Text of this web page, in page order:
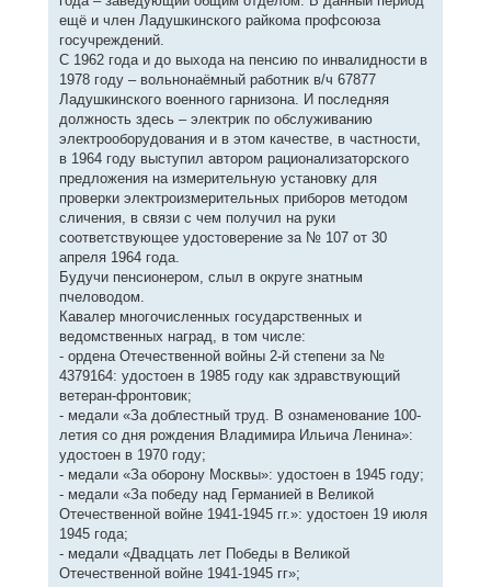
ещё и член Ладушкинского райкома профсоюза
госучреждений.
С 1962 года и до выхода на пенсию по инвалидности в
1978 году – вольнонаёмный работник в/ч 67877
Ладушкинского военного гарнизона. И последняя
должность здесь – электрик по обслуживанию
электрооборудования и в этом качестве, в частности,
в 1964 году выступил автором рационализаторского
предложения на измерительную установку для
проверки электроизмерительных приборов методом
сличения, в связи с чем получил на руки
соответствующее удостоверение за № 107 от 30
апреля 1964 года.
Будучи пенсионером, слыл в округе знатным
пчеловодом.
Кавалер многочисленных государственных и
ведомственных наград, в том числе:
- ордена Отечественной войны 2-й степени за №
4379164: удостоен в 1985 году как здравствующий
ветеран-фронтовик;
- медали «За доблестный труд. В ознаменование 100-
летия со дня рождения Владимира Ильича Ленина»:
удостоен в 1970 году;
- медали «За оборону Москвы»: удостоен в 1945 году;
- медали «За победу над Германией в Великой
Отечественной войне 1941-1945 гг.»: удостоен 19 июля
1945 года;
- медали «Двадцать лет Победы в Великой
Отечественной войне 1941-1945 гг»;